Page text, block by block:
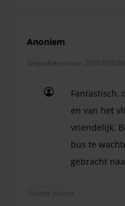
Anoniem
Geparkeerd van 22/07/
Fantastisch,
en van het
vriendelijk.
bus te
gebracht
Shuttle buiten